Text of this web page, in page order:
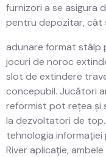
furnizori a se asigura
pentru depozitar, cât
adunare format stâlp
jocuri de noroc
slot de extindere
concepubil. Jucători
reformist pot rețea și
la dezvoltatori de top.
tehnologia
River aplicație,